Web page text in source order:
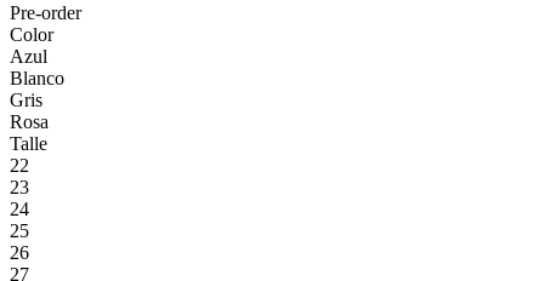
Pre-order
Color
Azul
Blanco
Gris
Rosa
Talle
22
23
24
25
26
27